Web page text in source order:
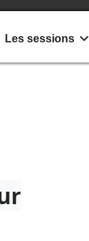
Les sessions